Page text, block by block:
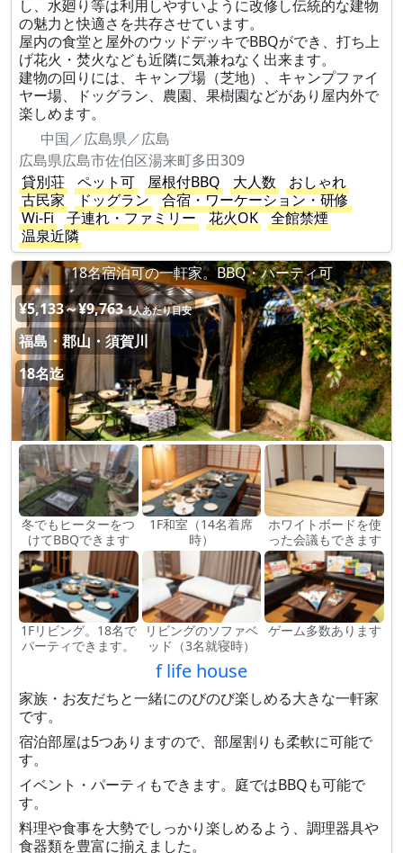
し、水廻り等は利用しやすいように改修し伝統的な建物
の魅力と快適さを共存させています。
屋内の食堂と屋外のウッドデッキでBBQができ、打ち上
げ花火・焚火なども近隣に気兼ねなく出来ます。
建物の回りには、キャンプ場（芝地）、キャンプファイ
ヤー場、ドッグラン、農園、果樹園などがあり屋内外で
楽しめます。
中国／広島県／広島
広島県広島市佐伯区湯来町多田309
貸別荘
ペット可 屋根付BBQ 大人数
おしゃれ
古民家
ドッグラン
合宿・ワーケーション・研修
Wi-Fi
子連れ・ファミリー 花火OK
全館禁煙
温泉近隣
18名宿泊可の一軒家。BBQ・パーティ可
¥5,133～¥9,763 1人あたり目安
福島・郡山・須賀川
18名迄
冬でもヒーターをつ
けてBBQできます
1F和室（14名着席
時）
ホワイトボードを使
った会議もできます
1Fリビング。18名で
パーティできます。
リビングのソファベ
ッド（3名就寝時）
ゲーム多数あります
f life house
家族・お友だちと一緒にのびのび楽しめる大きな一軒家
です。
宿泊部屋は5つありますので、部屋割りも柔軟に可能で
す。
イベント・パーティもできます。庭ではBBQも可能で
す。
料理や食事を大勢でしっかり楽しめるよう、調理器具や
食器類を豊富に揃えました。